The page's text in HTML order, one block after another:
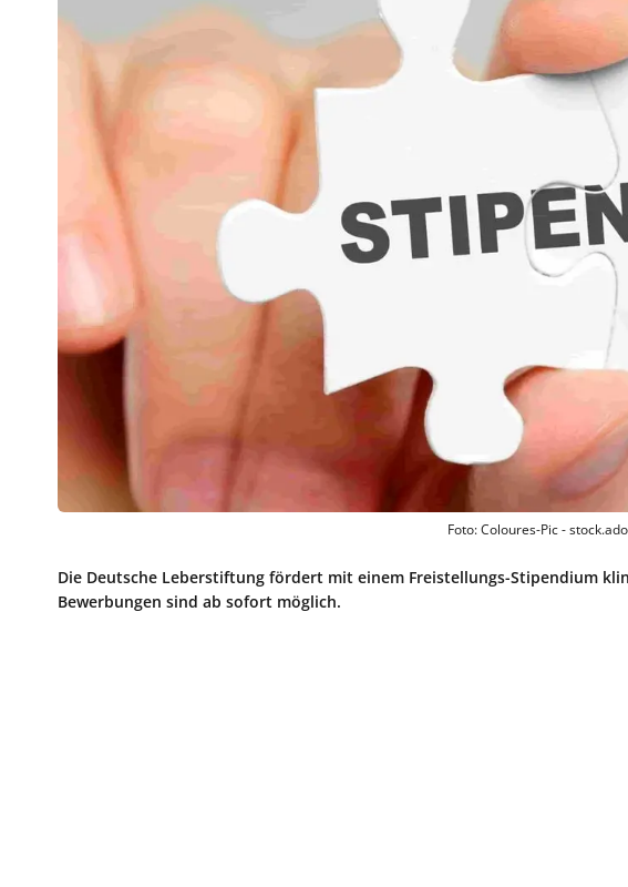
Foto: Coloures-Pic -
Die Deutsche Leberstiftung fördert mit einem Freistellungs-Stipendium
Bewerbungen sind ab sofort möglich.